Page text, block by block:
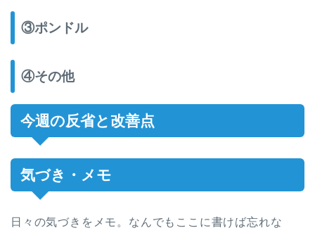
③ポンドル
④その他
今週の反省と改善点
気づき・メモ
日々の気づきをメモ。なんでもここに書けば忘れな